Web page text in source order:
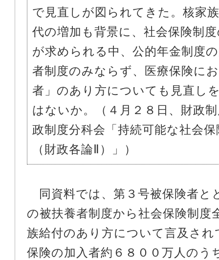
で見直しが図られてきた。核家
代の増加も背景に、社会保険制
が求められる中、公的年金制度
者制度のみならず、医療保険に
者」のあり方についても見直し
はないか。（４月２８日、財政
政制度分科会「持続可能な社会
（財政各論Ⅱ）」）
同資料では、第３号被保険者と
の被扶養者制度から社会保険制度
族給付のあり方について言及され
保険の加入者約６８００万人のう